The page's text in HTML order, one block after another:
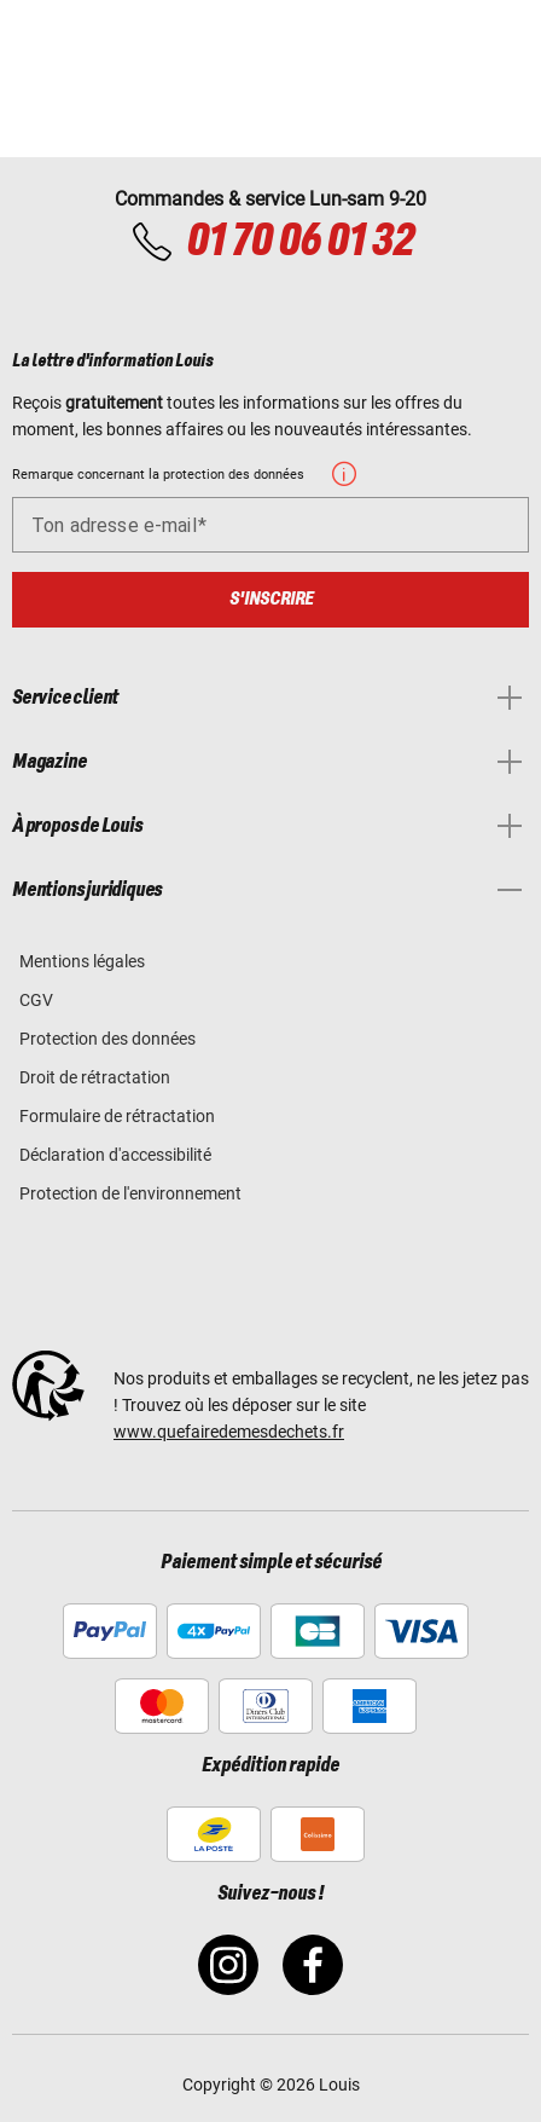
Commandes & service Lun-sam 9-20
01 70 06 01 32
La lettre d'information Louis
Reçoisgratuitementtoutes les informations sur les offres du
moment, les bonnes affaires ou les nouveautés intéressantes.
Remarque concernant la protection des données
Ton adresse e-mail
S'INSCRIRE
Service client
Magazine
À propos de Louis
Mentions juridiques
Mentions légales
CGV
Protection des données
Droit de rétractation
Formulaire de rétractation
Déclaration d'accessibilité
Protection de l'environnement
Nos produits et emballages se recyclent, ne les jetez pas
! Trouvez où les déposer sur le site
www.quefairedemesdechets.fr
Paiement simple et sécurisé
Expédition rapide
Suivez-nous !
Copyright © 2026 Louis